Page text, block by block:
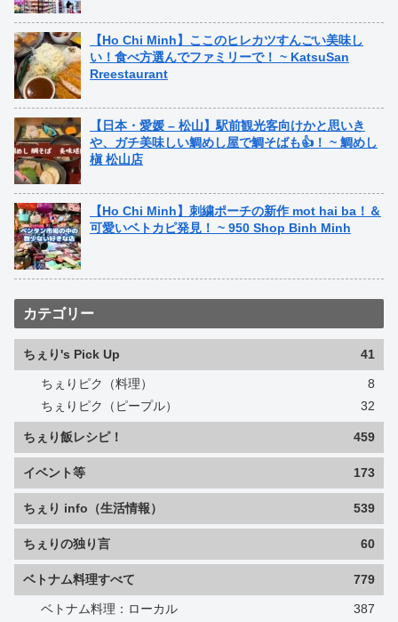
【Ho Chi Minh】ここのヒレカツすんごい美味し
い！食べ方選んでファミリーで！ ~ KatsuSan
Rreestaurant
【日本・愛媛 – 松山】駅前観光客向けかと思いき
や、ガチ美味しい鯛めし屋で鯛そばも👍！ ~ 鯛めし
槇 松山店
【Ho Chi Minh】刺繍ポーチの新作 mot hai ba！＆
可愛いベトカピ発見！ ~ 950 Shop Binh Minh
カテゴリー
ちぇり's Pick Up 41
ちぇりピク（料理）
8
ちぇりピク（ピープル）
32
ちぇり飯レシピ！ 459
イベント等 173
ちぇり info（生活情報） 539
ちぇりの独り言 60
ベトナム料理すべて 779
ベトナム料理：ローカル
387